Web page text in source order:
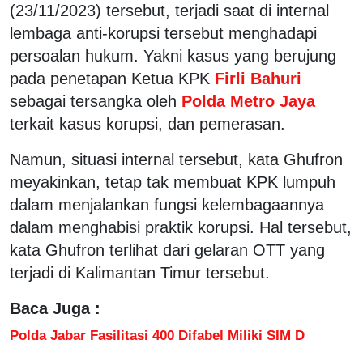
(23/11/2023) tersebut, terjadi saat di internal
lembaga anti-korupsi tersebut menghadapi
persoalan hukum. Yakni kasus yang berujung
pada penetapan Ketua KPK Firli Bahuri
sebagai tersangka oleh Polda Metro Jaya
terkait kasus korupsi, dan pemerasan.
Namun, situasi internal tersebut, kata Ghufron
meyakinkan, tetap tak membuat KPK lumpuh
dalam menjalankan fungsi kelembagaannya
dalam menghabisi praktik korupsi. Hal tersebut,
kata Ghufron terlihat dari gelaran OTT yang
terjadi di Kalimantan Timur tersebut.
Baca Juga :
Polda Jabar Fasilitasi 400 Difabel Miliki SIM D